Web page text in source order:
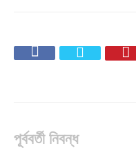
পূর্ববর্তী নিবন্ধ